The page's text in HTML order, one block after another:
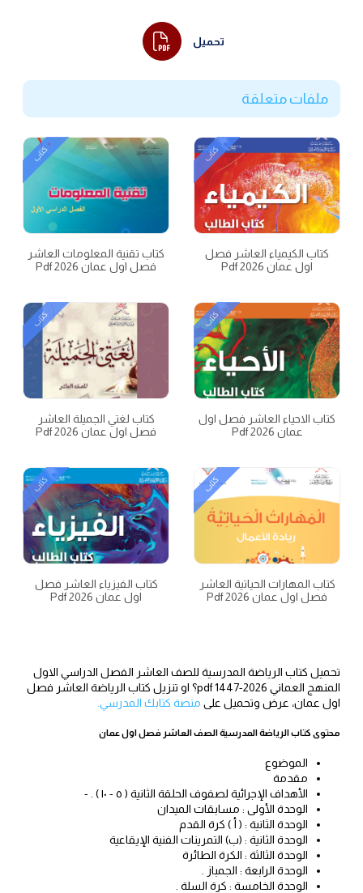
تحميل
ملفات متعلقة
كتاب الكيمياء العاشر فصل
اول عمان 2026 Pdf
كتاب
كتاب تقنية المعلومات العاشر
فصل اول عمان 2026 Pdf
كتاب
كتاب الاحياء العاشر فصل اول
عمان 2026 Pdf
كتاب
كتاب لغتي الجميلة العاشر
فصل اول عمان 2026 Pdf
كتاب
كتاب المهارات الحياتية العاشر
فصل اول عمان 2026 Pdf
كتاب
كتاب الفيزياء العاشر فصل
اول عمان 2026 Pdf
كتاب
تحميل كتاب الرياضة المدرسية للصف العاشر الفصل الدراسي الاول
المنهج العماني 2026-1447 pdf؟ او تنزيل كتاب الرياضة العاشر فصل
اول عمان، عرض وتحميل على منصة كتابك المدرسي.
محتوى كتاب الرياضة المدرسية الصف العاشر فصل اول عمان
الموضوع
مقدمة
الأهداف الإجرائية لصفوف الحلقة الثانية ( ٥ - ١٠ ) . -
الوحدة الأولى : مسابقات الميدان
الوحدة الثانية : ( أ ) كرة القدم
الوحدة الثانية : (ب) التمرينات الفنية الإيقاعية
الوحدة الثالثة : الكرة الطائرة
الوحدة الرابعة : الجمباز .
الوحدة الخامسة : كرة السلة .